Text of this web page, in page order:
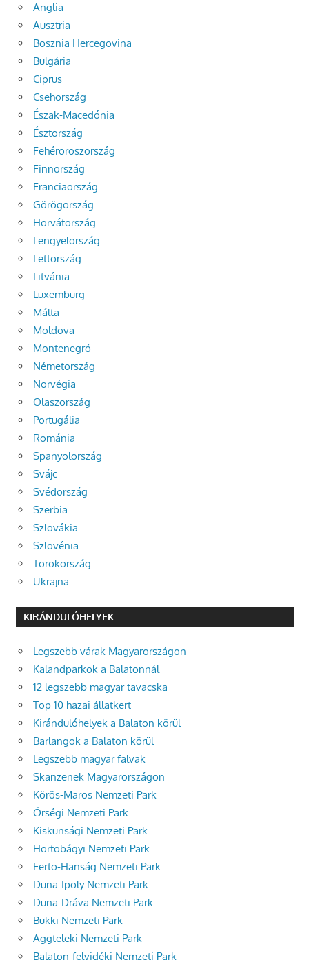
Anglia
Ausztria
Bosznia Hercegovina
Bulgária
Ciprus
Csehország
Észak-Macedónia
Észtország
Fehéroroszország
Finnország
Franciaország
Görögország
Horvátország
Lengyelország
Lettország
Litvánia
Luxemburg
Málta
Moldova
Montenegró
Németország
Norvégia
Olaszország
Portugália
Románia
Spanyolország
Svájc
Svédország
Szerbia
Szlovákia
Szlovénia
Törökország
Ukrajna
KIRÁNDULÓHELYEK
Legszebb várak Magyarországon
Kalandparkok a Balatonnál
12 legszebb magyar tavacska
Top 10 hazai állatkert
Kirándulóhelyek a Balaton körül
Barlangok a Balaton körül
Legszebb magyar falvak
Skanzenek Magyarországon
Körös-Maros Nemzeti Park
Őrségi Nemzeti Park
Kiskunsági Nemzeti Park
Hortobágyi Nemzeti Park
Fertő-Hanság Nemzeti Park
Duna-Ipoly Nemzeti Park
Duna-Dráva Nemzeti Park
Bükki Nemzeti Park
Aggteleki Nemzeti Park
Balaton-felvidéki Nemzeti Park